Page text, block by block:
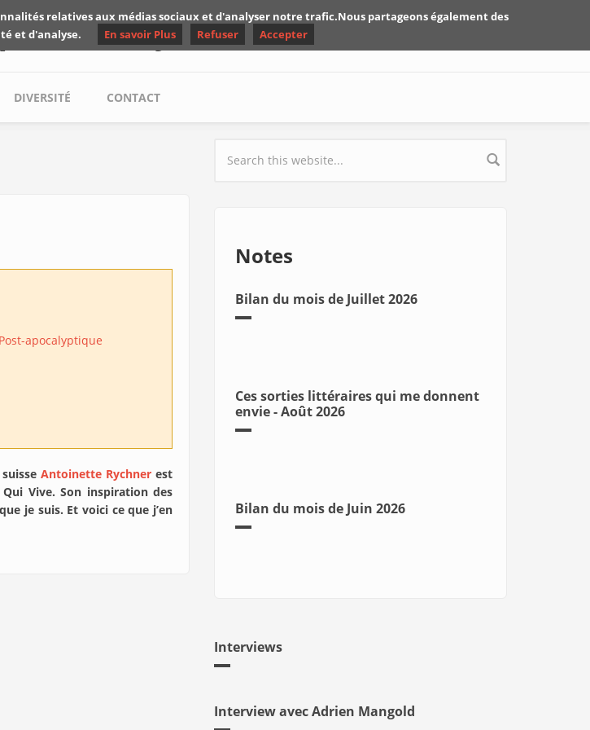
de Yuyine
DIVERSITÉ CONTACT
Post-apocalyptique
Antoinette Rychner est
Vive. Son inspiration des
je suis. Et voici ce que j’en
Search form
Notes
Bilan du mois de Juillet 2026
Ces sorties littéraires qui me donnent
envie - Août 2026
Bilan du mois de Juin 2026
Interviews
Interview avec Adrien Mangold
relatives aux médias sociaux et d'analyser notre trafic.Nous partageons également des
et d'analyse.
En savoir Plus Refuser Accepter